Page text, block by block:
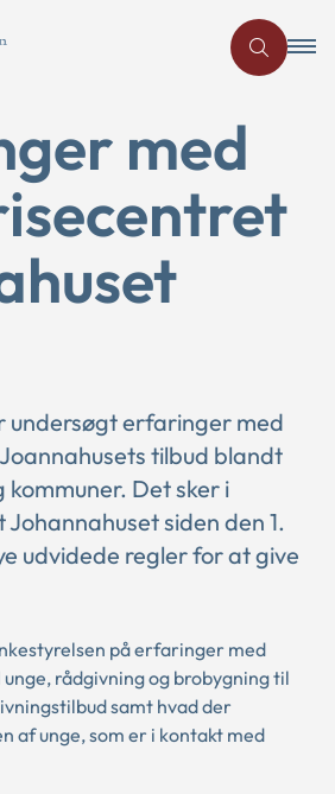
med
undersøgt erfaringer med
tilbud blandt
Det sker i
siden den 1.
udvidede regler for at give
på erfaringer med
rådgivning og brobygning til
samt hvad der
af unge, som er i kontakt med